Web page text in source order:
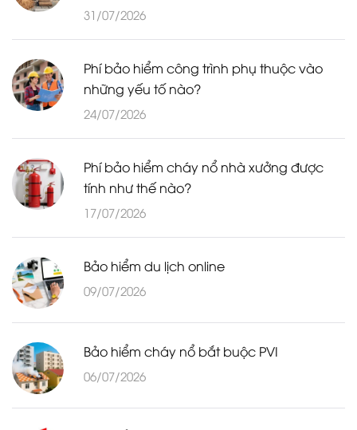
31/07/2026
Phí bảo hiểm công trình phụ thuộc vào
những yếu tố nào?
24/07/2026
Phí bảo hiểm cháy nổ nhà xưởng được
tính như thế nào?
17/07/2026
Bảo hiểm du lịch online
09/07/2026
Bảo hiểm cháy nổ bắt buộc PVI
06/07/2026